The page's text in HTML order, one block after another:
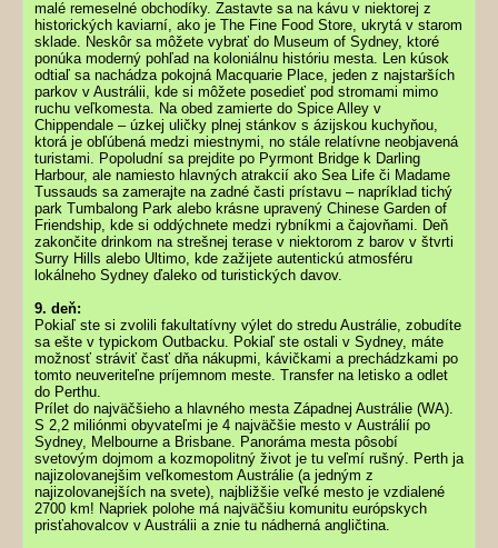
malé remeselné obchodíky. Zastavte sa na kávu v niektorej z
historických kaviarní, ako je The Fine Food Store, ukrytá v starom
sklade. Neskôr sa môžete vybrať do Museum of Sydney, ktoré
ponúka moderný pohľad na koloniálnu históriu mesta. Len kúsok
odtiaľ sa nachádza pokojná Macquarie Place, jeden z najstarších
parkov v Austrálii, kde si môžete posedieť pod stromami mimo
ruchu veľkomesta. Na obed zamierte do Spice Alley v
Chippendale – úzkej uličky plnej stánkov s ázijskou kuchyňou,
ktorá je obľúbená medzi miestnymi, no stále relatívne neobjavená
turistami. Popoludní sa prejdite po Pyrmont Bridge k Darling
Harbour, ale namiesto hlavných atrakcií ako Sea Life či Madame
Tussauds sa zamerajte na zadné časti prístavu – napríklad tichý
park Tumbalong Park alebo krásne upravený Chinese Garden of
Friendship, kde si oddýchnete medzi rybníkmi a čajovňami. Deň
zakončite drinkom na strešnej terase v niektorom z barov v štvrti
Surry Hills alebo Ultimo, kde zažijete autentickú atmosféru
lokálneho Sydney ďaleko od turistických davov.
9. deň:
Pokiaľ ste si zvolili fakultatívny výlet do stredu Austrálie, zobudíte
sa ešte v typickom Outbacku. Pokiaľ ste ostali v Sydney, máte
možnosť stráviť časť dňa nákupmi, kávičkami a prechádzkami po
tomto neuveriteľne príjemnom meste. Transfer na letisko a odlet
do Perthu.
Prílet do najväčšieho a hlavného mesta Západnej Austrálie (WA).
S 2,2 miliónmi obyvateľmi je 4 najväčšie mesto v Austrálií po
Sydney, Melbourne a Brisbane. Panoráma mesta pôsobí
svetovým dojmom a kozmopolitný život je tu veľmí rušný. Perth ja
najizolovanejšim veľkomestom Austrálie (a jedným z
najizolovanejších na svete), najbližšie veľké mesto je vzdialené
2700 km! Napriek polohe má najväčšiu komunitu európskych
prisťahovalcov v Austrálii a znie tu nádherná angličtina.